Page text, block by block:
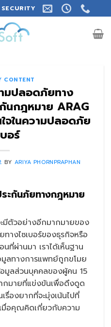
CONTENT
มปลอดภัยทาง
นกฎหมาย ARAG
จในความปลอดภัย
อร์
BY ARIYA PHORNPRAPHAN
ระกันภัยทางกฎหมาย
มีตัวอย่างอีกมากมายของ
างไซเบอร์ของธุรกิจหรือ
ที่ผ่านมา เราได้เห็นฐาน
ลทางการแพทย์ถูกขโมย
มูลส่วนบุคคลของผู้คน 15
กมายที่แข่งขันเพื่อดึงดูด
รื่องยากที่จะมุ่งเน้นไปที่
มื่อคุณคิดเกี่ยวกับความ